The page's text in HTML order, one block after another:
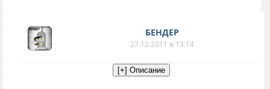
БЕНДЕР
27.12.2011 в 13:14